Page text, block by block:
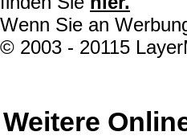
Wenn Sie an
© 2003 - 20115
Weitere